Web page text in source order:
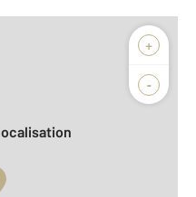
+
-
Biens vendus
localisation